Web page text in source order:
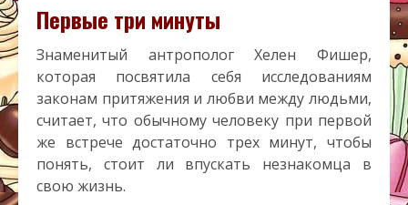
Первые три минуты
Знаменитый антрополог Хелен Фишер,
которая посвятила себя исследованиям
законам притяжения и любви между людьми,
считает, что обычному человеку при первой
же встрече достаточно трех минут, чтобы
понять, стоит ли впускать незнакомца в
свою жизнь.